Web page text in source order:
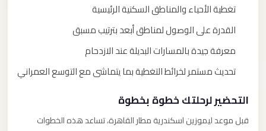
تغطية الأحياء والمناطق السكنية الرئيسية
القدرة على الوصول لمناطق أبعد بترتيب مسبق
معرفة جيدة بالمسارات البديلة عند الازدحام
تحديث مستمر لخرائط التغطية بما يتماشى مع التوسع العمراني
التحضير لرحلتك خطوة بخطوة
قبل موعد ليموزين اسكندرية مطار القاهرة، تساعد هذه الخطوات